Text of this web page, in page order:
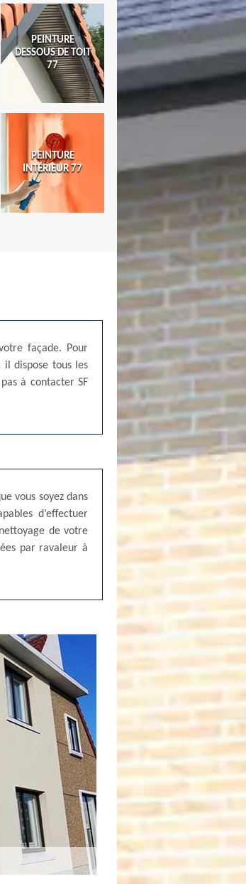
PEINTURE
DESSOUS DE TOIT
77
PEINTURE
INTÉRIEUR 77
façade. Pour
dispose tous les
à contacter SF
vous soyez dans
d’effectuer
de votre
par ravaleur à